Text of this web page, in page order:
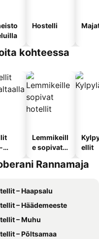
Hostelli
kohteessa
Lemmikeill
e sopivat
ellit
Rannamaja
– Haapsalu
– Häädemeeste
– Muhu
– Põltsamaa